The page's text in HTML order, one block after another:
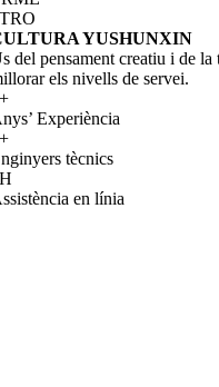
YUSHUNXIN
del pensament creatiu i de
els nivells de servei.
+
Experiència
+
tècnics
H
en línia